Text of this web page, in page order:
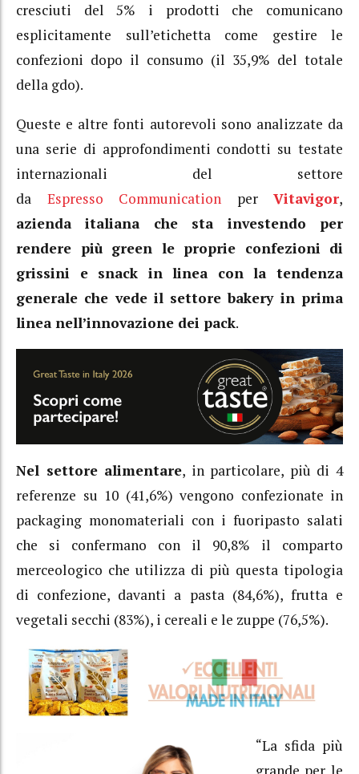
cresciuti del 5% i prodotti che comunicano
esplicitamente sull’etichetta come gestire le
confezioni dopo il consumo (il 35,9% del totale
della gdo).
Queste e altre fonti autorevoli sono analizzate da
una serie di approfondimenti condotti su testate
internazionali del settore
da Espresso Communication per Vitavigor,
azienda italiana che sta investendo per
rendere più green le proprie confezioni di
grissini e snack in linea con la tendenza
generale che vede il settore bakery in prima
linea nell’innovazione dei pack.
Nel settore alimentare, in particolare, più di 4
referenze su 10 (41,6%) vengono confezionate in
packaging monomateriali con i fuoripasto salati
che si confermano con il 90,8% il comparto
merceologico che utilizza di più questa tipologia
di confezione, davanti a pasta (84,6%), frutta e
vegetali secchi (83%), i cereali e le zuppe (76,5%).
“La sfida più